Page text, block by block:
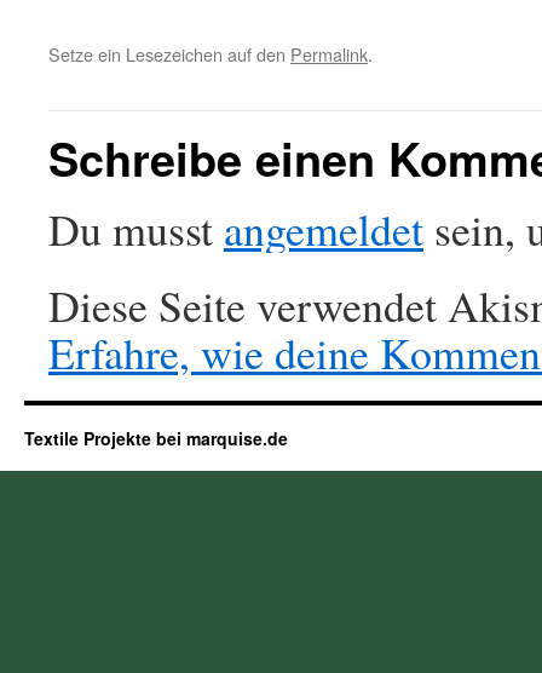
Setze ein Lesezeichen auf den Permalink.
Schreibe einen
Du musst angemeldet sein,
Diese Seite verwendet
Erfahre, wie deine
Textile Projekte bei marquise.de